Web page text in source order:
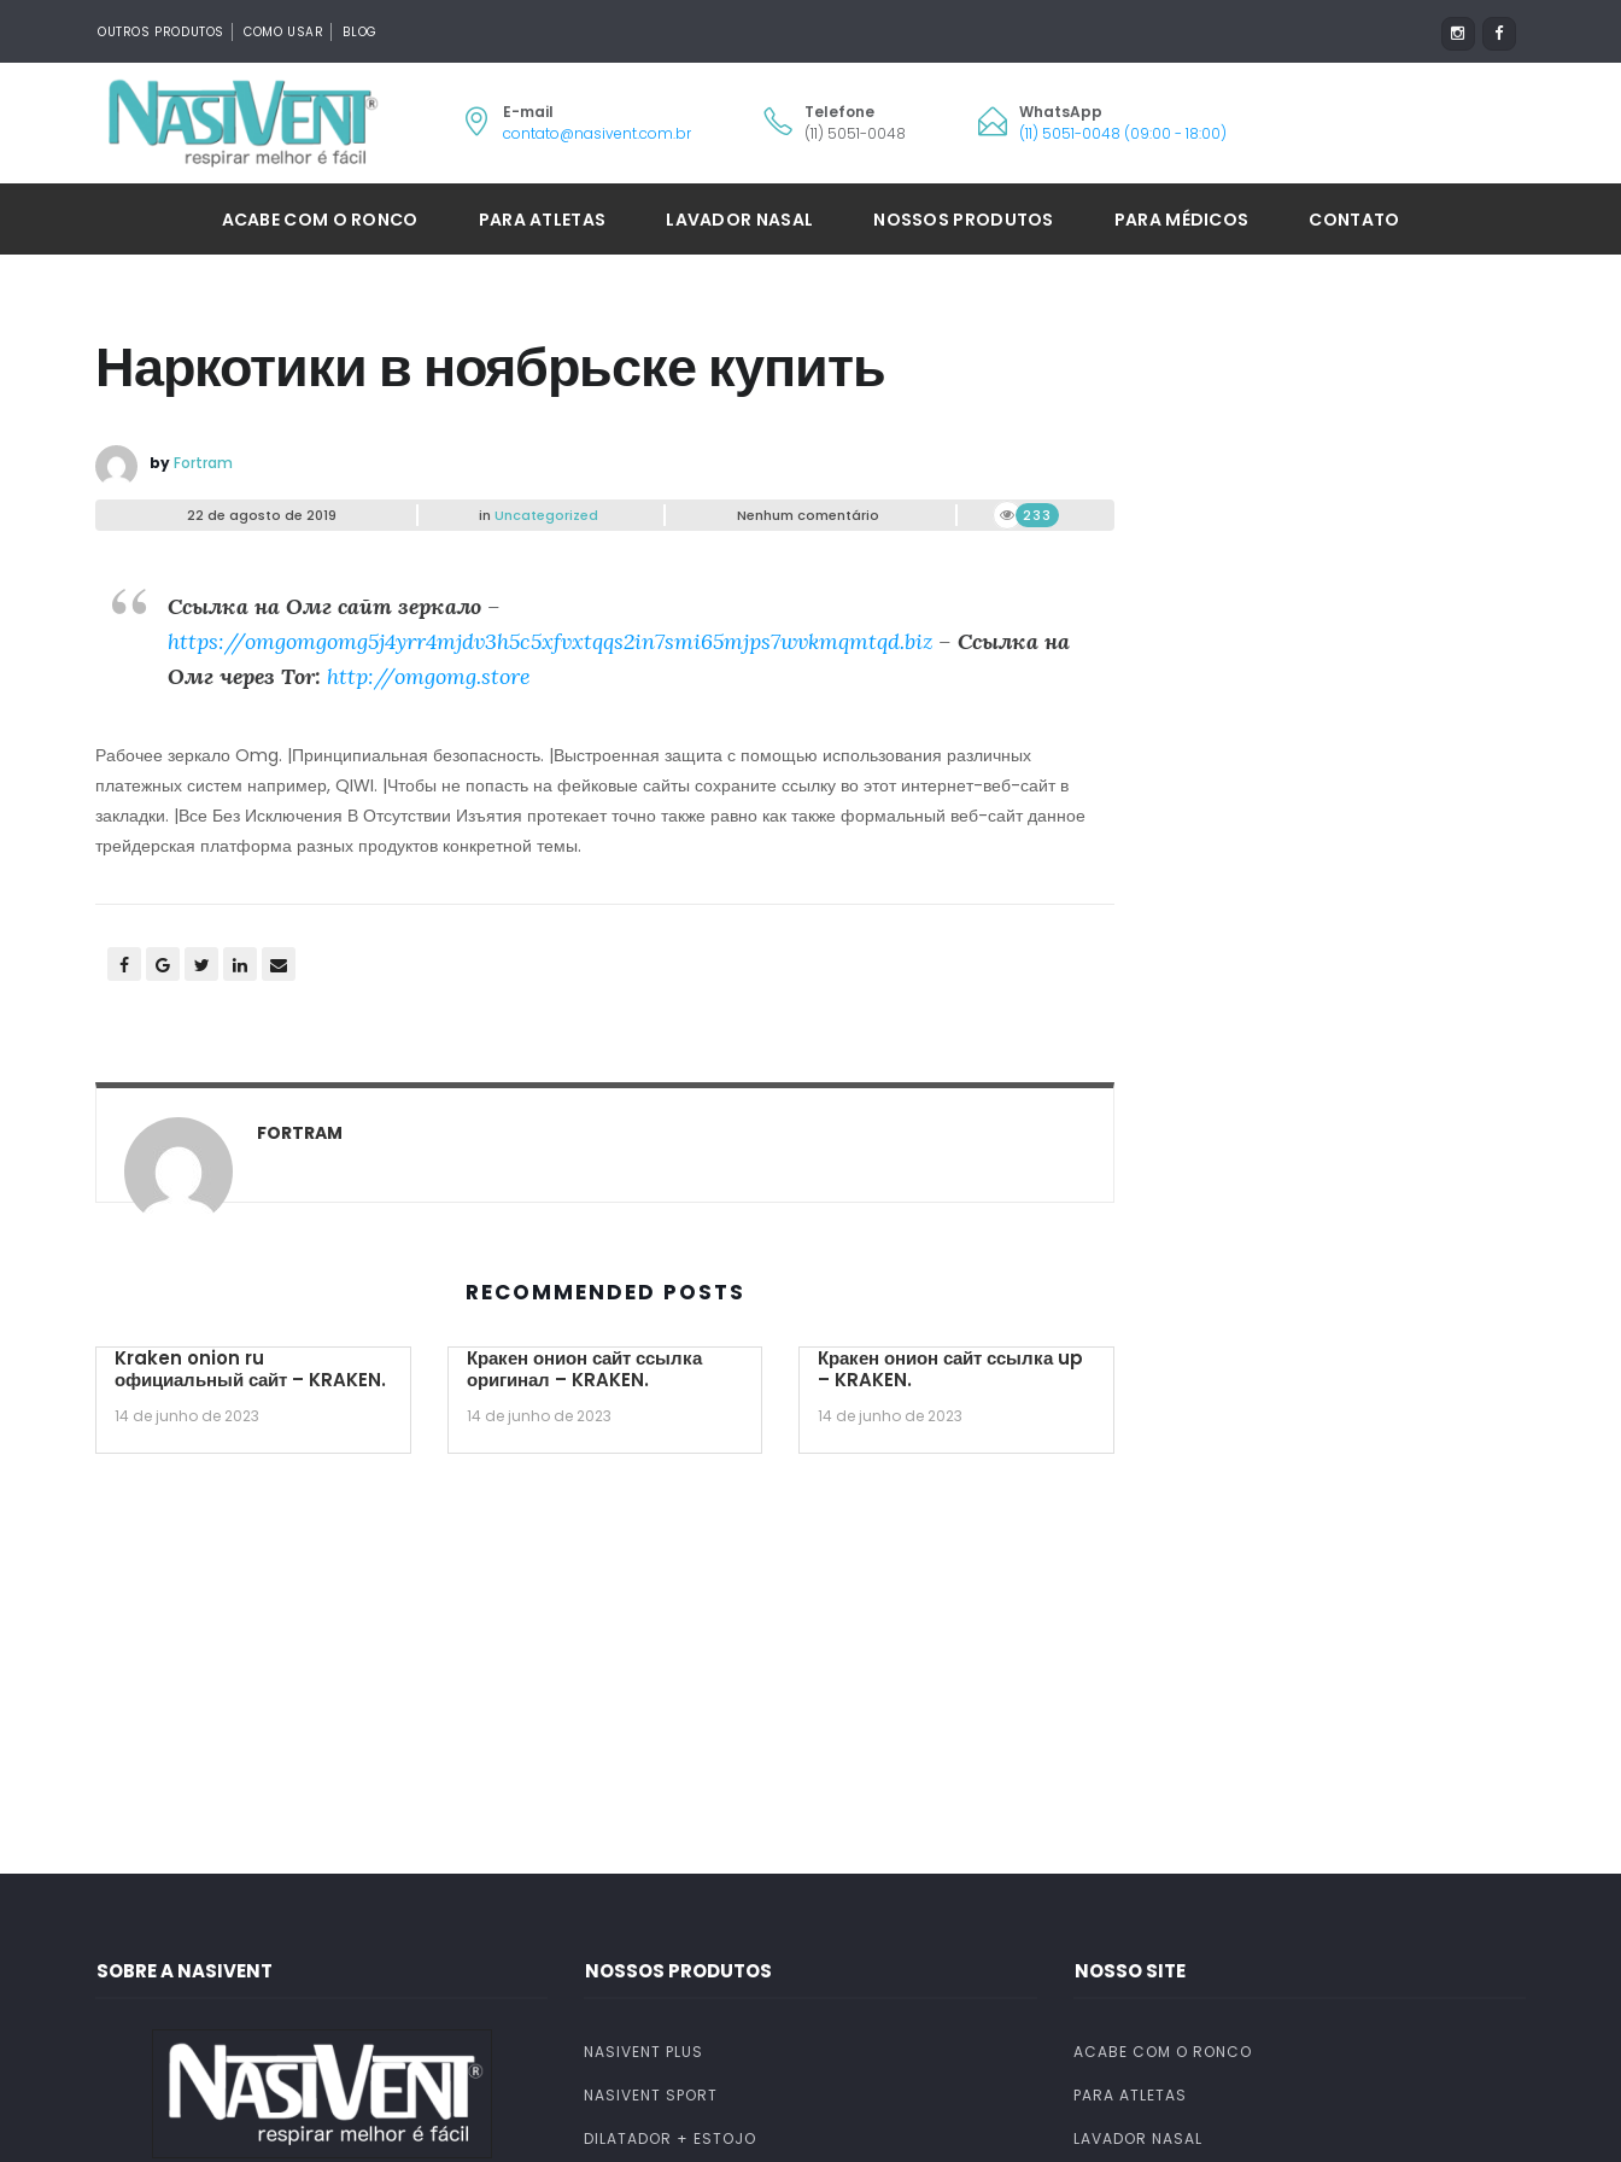
OUTROS PRODUTOS COMO USAR BLOG
E-mail
contato@nasivent.com.br
Telefone
(11) 5051-0048
WhatsApp
(11) 5051-0048 (09:00 - 18:00)
ACABE COM O RONCO PARA ATLETAS LAVADOR NASAL NOSSOS PRODUTOS PARA MÉDICOS CONTATO
Наркотики в ноябрьске купить
byFortram
22 de agosto de 2019 in Uncategorized Nenhum comentário 233
Ссылка на Омг сайт зеркало –
https://omgomgomg5j4yrr4mjdv3h5c5xfvxtqqs2in7smi65mjps7wvkmqmtqd.biz – Ссылка на
Омг через Tor: http://omgomg.store
Рабочее зеркало Omg. |Принципиальная безопасность. |Выстроенная защита с помощью использования различных
платежных систем например, QIWI. |Чтобы не попасть на фейковые сайты сохраните ссылку во этот интернет-веб-сайт в
закладки. |Все Без Исключения В Отсутствии Изъятия протекает точно также равно как также формальный веб-сайт данное
трейдерская платформа разных продуктов конкретной темы.
FORTRAM
RECOMMENDED POSTS
Kraken onion ru
официальный сайт – KRAKEN.
14 de junho de 2023
Кракен онион сайт ссылка
оригинал – KRAKEN.
14 de junho de 2023
Кракен онион сайт ссылка up
– KRAKEN.
14 de junho de 2023
SOBRE A NASIVENT NOSSOS PRODUTOS
NASIVENT PLUS
NASIVENT SPORT
DILATADOR + ESTOJO
NOSSO SITE
ACABE COM O RONCO
PARA ATLETAS
LAVADOR NASAL